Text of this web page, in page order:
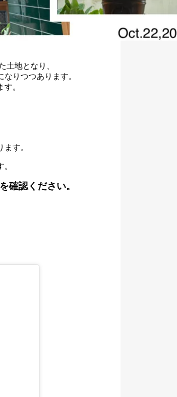
土地となり、
りつつあります。
。
す。
確認ください。